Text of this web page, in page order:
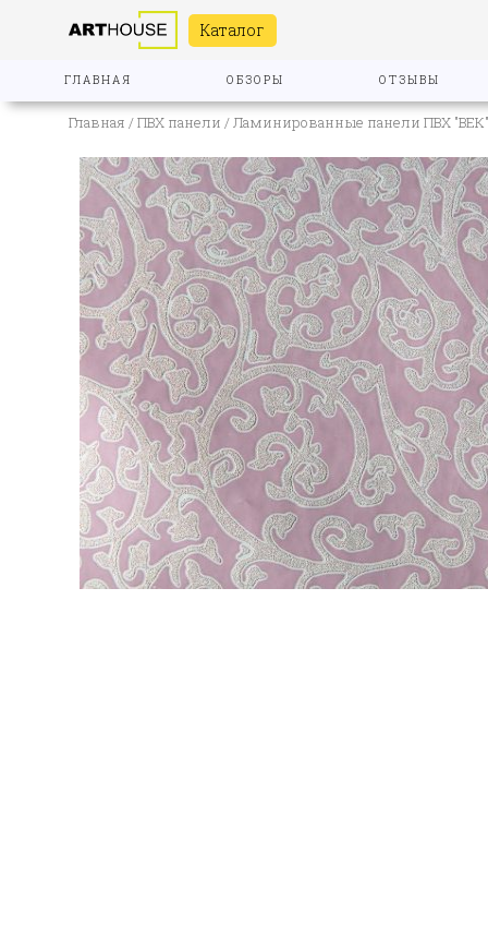
Каталог
ГЛАВНАЯ ОБЗОРЫ ОТЗЫВЫ
Главная /ПВХ панели / Ламинированные панели ПВХ "ВЕК"